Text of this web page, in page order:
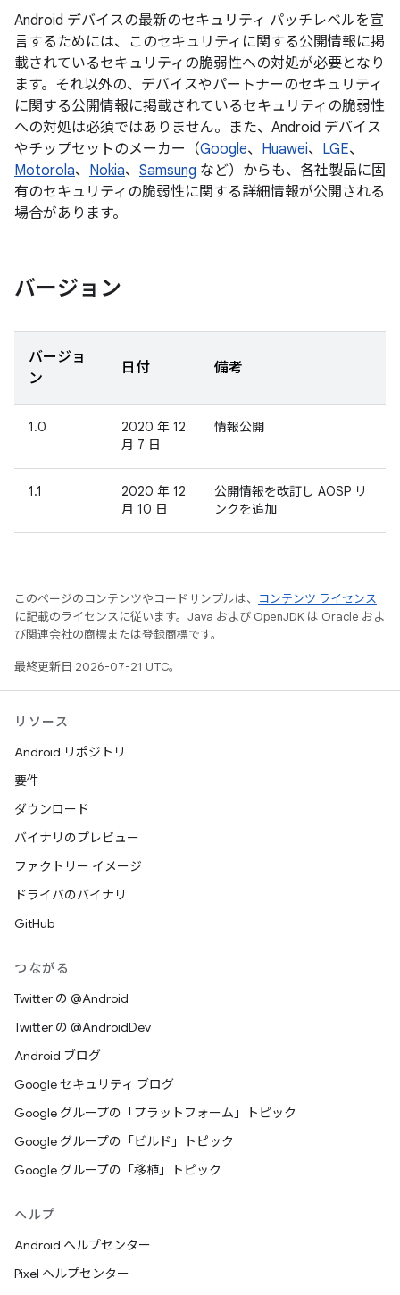
Android デバイスの最新のセキュリティ パッチレベルを宣
言するためには、このセキュリティに関する公開情報に掲
載されているセキュリティの脆弱性への対処が必要となり
ます。それ以外の、デバイスやパートナーのセキュリティ
に関する公開情報に掲載されているセキュリティの脆弱性
への対処は必須ではありません。また、Android デバイス
やチップセットのメーカー（Google、 Huawei、 LGE、
Motorola、 Nokia、 Samsung など）からも、各社製品に固
有のセキュリティの脆弱性に関する詳細情報が公開される
場合があります。
バージョン
バージョ
ン
日付 備考
1.0
2020 年 12
月 7 日
情報公開
1.1
2020 年 12
月 10 日
公開情報を改訂し AOSP リ
ンクを追加
このページのコンテンツやコードサンプルは、
コンテンツ ライセンス
に記載のライセンスに従います。Java および OpenJDK は Oracle およ
び関連会社の商標または登録商標です。
最終更新日 2026-07-21 UTC。
リソース
Android リポジトリ
要件
ダウンロード
バイナリのプレビュー
ファクトリー イメージ
ドライバのバイナリ
GitHub
つながる
Twitter の @Android
Twitter の @AndroidDev
Android ブログ
Google セキュリティ ブログ
Google グループの「プラットフォーム」トピック
Google グループの「ビルド」トピック
Google グループの「移植」トピック
ヘルプ
Android ヘルプセンター
Pixel ヘルプセンター